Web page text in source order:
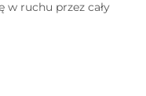
w ruchu przez cały